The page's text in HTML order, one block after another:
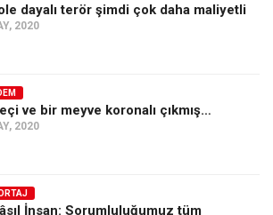
dayalı terör şimdi çok daha maliyetli
2020
ve bir meyve koronalı çıkmış…
2020
İnsan: Sorumluluğumuz tüm